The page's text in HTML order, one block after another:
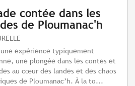
contée dans les
de Ploumanac'h
expérience typiquement
une plongée dans les contes et
au cœur des landes et des chaos
de Ploumanac’h. À la to...